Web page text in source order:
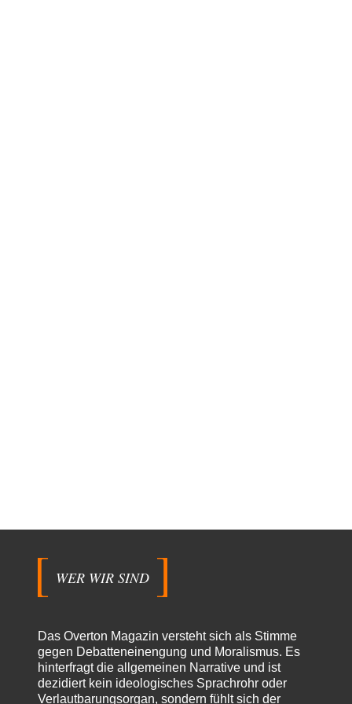
WER WIR SIND
Das Overton Magazin versteht sich als Stimme
gegen Debatteneinengung und Moralismus. Es
hinterfragt die allgemeinen Narrative und ist
dezidiert kein ideologisches Sprachrohr oder
Verlautbarungsorgan, sondern fühlt sich der